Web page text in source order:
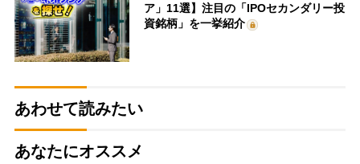
ア」11選】注目の「IPOセカンダリー投
資銘柄」を一挙紹介
あわせて読みたい
あなたにオススメ